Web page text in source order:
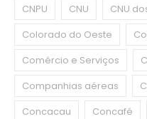
CNPU
CNU CNU
Colorado do Oeste
Comércio e Serviços
Companhias aéreas
Concacau
Concafé